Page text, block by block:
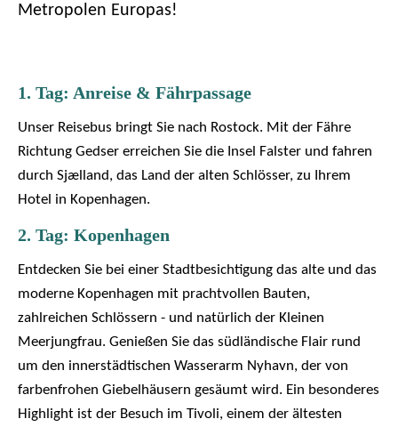
Metropolen Europas!
1. Tag: Anreise & Fährpassage
Unser Reisebus bringt Sie nach Rostock. Mit der Fähre
Richtung Gedser erreichen Sie die Insel Falster und fahren
durch Sjælland, das Land der alten Schlösser, zu Ihrem
Hotel in Kopenhagen.
2. Tag: Kopenhagen
Entdecken Sie bei einer Stadtbesichtigung das alte und das
moderne Kopenhagen mit prachtvollen Bauten,
zahlreichen Schlössern - und natürlich der Kleinen
Meerjungfrau. Genießen Sie das südländische Flair rund
um den innerstädtischen Wasserarm Nyhavn, der von
farbenfrohen Giebelhäusern gesäumt wird. Ein besonderes
Highlight ist der Besuch im Tivoli, einem der ältesten